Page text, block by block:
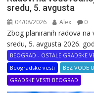
sredu, 5. avgusta
04/08/2026 Alex 0
Zbog planiranih radova
sredu, 5. avgusta 2026.
BEOGRAD - OSTALE GRADSKE
Beogradske vesti
BEZ VODE
GRADSKE VESTI BEOGRAD